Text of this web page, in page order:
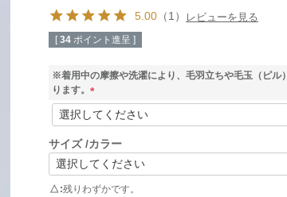
5.00 （1） レビューを見る
[ 34 ポイント進呈 ]
※着用中の摩擦や洗濯により、毛羽立ちや毛玉（ピル
ります。
(
必
)
サイズ カラー
△ 残りわずかです。